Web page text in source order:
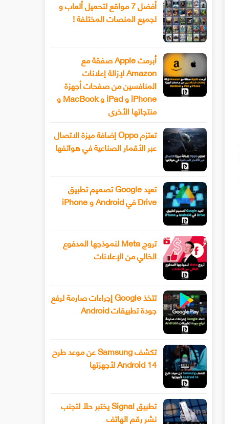
أفضل 7 مواقع لتحميل ألعاب و
لجميع المنصات المختلفة !
أبرمت Apple صفقة مع
Amazon لإزالة إعلانات
المنافسين من صفحات أجهزة
iPhone و iPad و MacBook و
منتجاتها الأخرى
تعتزم Oppo إضافة ميزة الاتصال
عبر الأقمار الصناعية في هواتفها
تعيد Google تصميم تطبيق
Drive في Android و iPhone
تروج Meta لنموذجها المدفوع
الخالي من الإعلانات
تتخذ Google إجراءات صارمة لرفع
جودة تطبيقات Android
تكشف Samsung عن موعد طرح
Android 14 لأجهزتها
تطبيق Signal يختبر حلًا لتجنب
نشر رقم الهاتف